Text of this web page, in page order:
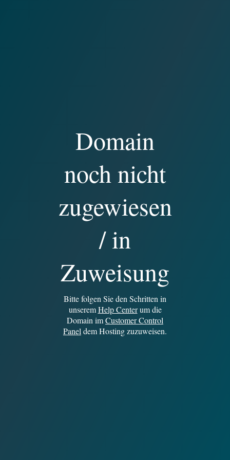
Domain
noch nicht
zugewiesen
/ in
Zuweisung
Bitte folgen Sie den Schritten in
unseremHelp Centerum die
Domain imCustomer Control
Panel dem Hosting zuzuweisen.